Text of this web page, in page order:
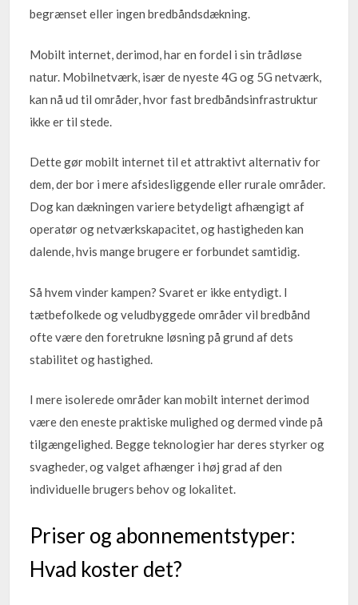
begrænset eller ingen bredbåndsdækning.
Mobilt internet, derimod, har en fordel i sin trådløse
natur. Mobilnetværk, især de nyeste 4G og 5G netværk,
kan nå ud til områder, hvor fast bredbåndsinfrastruktur
ikke er til stede.
Dette gør mobilt internet til et attraktivt alternativ for
dem, der bor i mere afsidesliggende eller rurale områder.
Dog kan dækningen variere betydeligt afhængigt af
operatør og netværkskapacitet, og hastigheden kan
dalende, hvis mange brugere er forbundet samtidig.
Så hvem vinder kampen? Svaret er ikke entydigt. I
tætbefolkede og veludbyggede områder vil bredbånd
ofte være den foretrukne løsning på grund af dets
stabilitet og hastighed.
I mere isolerede områder kan mobilt internet derimod
være den eneste praktiske mulighed og dermed vinde på
tilgængelighed. Begge teknologier har deres styrker og
svagheder, og valget afhænger i høj grad af den
individuelle brugers behov og lokalitet.
Priser og abonnementstyper:
Hvad koster det?